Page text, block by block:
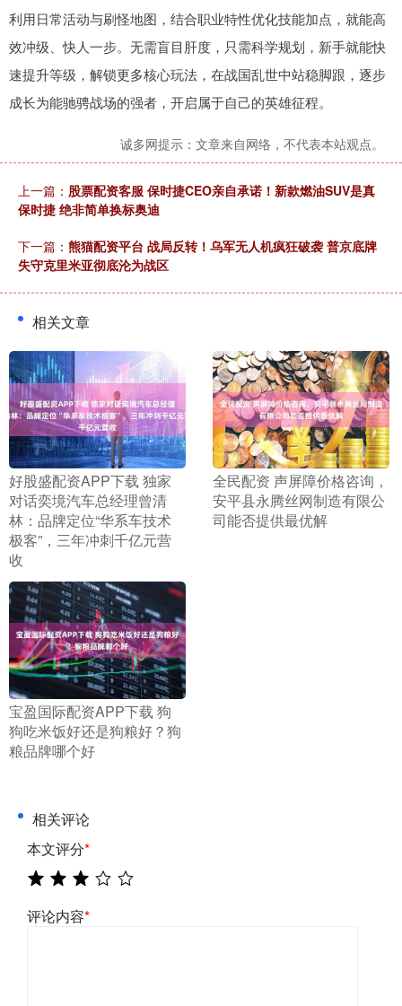
利用日常活动与刷怪地图，结合职业特性优化技能加点，就能高
效冲级、快人一步。无需盲目肝度，只需科学规划，新手就能快
速提升等级，解锁更多核心玩法，在战国乱世中站稳脚跟，逐步
成长为能驰骋战场的强者，开启属于自己的英雄征程。
诚多网提示：文章来自网络，不代表本站观点。
上一篇： 股票配资客服 保时捷CEO亲自承诺！新款燃油SUV是真
保时捷 绝非简单换标奥迪
下一篇： 熊猫配资平台 战局反转！乌军无人机疯狂破袭 普京底牌
失守克里米亚彻底沦为战区
相关文章
​好股盛配资APP下载 独家
对话奕境汽车总经理曾清
林：品牌定位“华系车技术
极客”，三年冲刺千亿元营
收
​全民配资 声屏障价格咨询，
安平县永腾丝网制造有限公
司能否提供最优解
​宝盈国际配资APP下载 狗
狗吃米饭好还是狗粮好？狗
粮品牌哪个好
相关评论
本文评分*
评论内容*